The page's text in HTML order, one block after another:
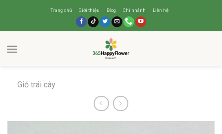
Trang chủ Giới thiệu Blog Chi nhánh Liên hệ
Giỏ trái cây